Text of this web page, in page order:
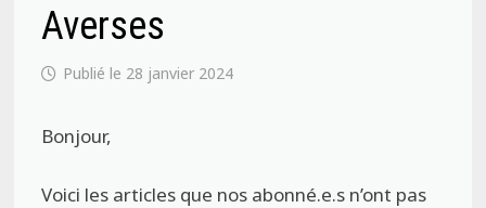
Averses
28 janvier 2024
Bonjour,
Voici les articles que nos abonné.e.s n’ont pas